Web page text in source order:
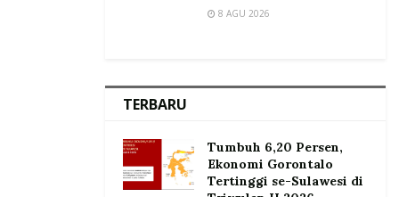
8 AGU 2026
TERBARU
Tumbuh 6,20 Persen,
Ekonomi Gorontalo
Tertinggi se-Sulawesi di